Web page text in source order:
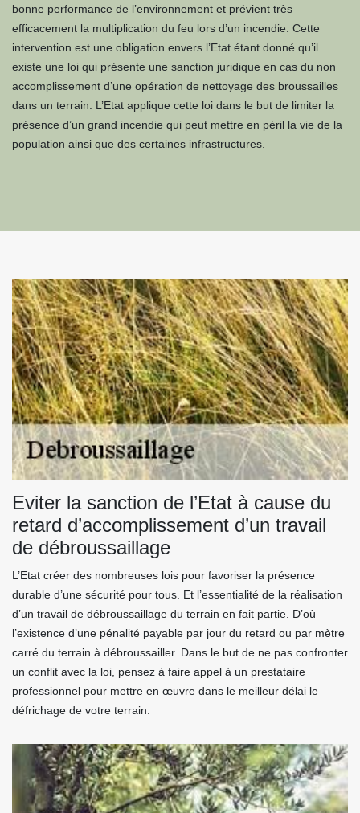
bonne performance de l’environnement et prévient très
efficacement la multiplication du feu lors d’un incendie. Cette
intervention est une obligation envers l’Etat étant donné qu’il
existe une loi qui présente une sanction juridique en cas du non
accomplissement d’une opération de nettoyage des broussailles
dans un terrain. L’Etat applique cette loi dans le but de limiter la
présence d’un grand incendie qui peut mettre en péril la vie de la
population ainsi que des certaines infrastructures.
Eviter la sanction de l’Etat à cause du
retard d’accomplissement d’un travail
de débroussaillage
L’Etat créer des nombreuses lois pour favoriser la présence
durable d’une sécurité pour tous. Et l’essentialité de la réalisation
d’un travail de débroussaillage du terrain en fait partie. D’où
l’existence d’une pénalité payable par jour du retard ou par mètre
carré du terrain à débroussailler. Dans le but de ne pas confronter
un conflit avec la loi, pensez à faire appel à un prestataire
professionnel pour mettre en œuvre dans le meilleur délai le
défrichage de votre terrain.